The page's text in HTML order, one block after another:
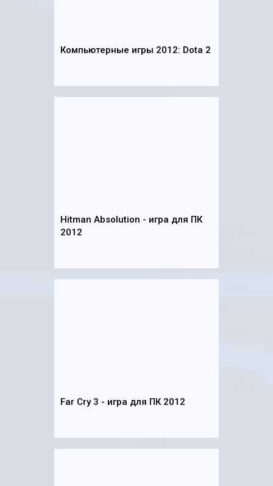
Компьютерные игры 2012: Dota 2
Hitman Absolution - игра для ПК
2012
Far Cry 3 - игра для ПК 2012